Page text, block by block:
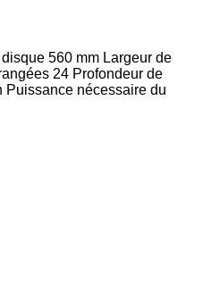
560 mm Largeur de
24 Profondeur de
Puissance nécessaire du